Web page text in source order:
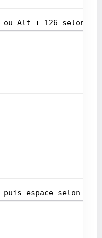
Alt + 126 selon
puis espace selon